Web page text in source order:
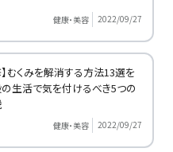
健康・美容 2022/09/27
むくみを解消する方法13選を
生活で気を付けるべき5つの
健康・美容 2022/09/27